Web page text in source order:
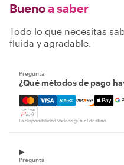
Buenoa saber
Todo lo que necesitas
fluida y agradable.
Pregunta
¿Qué métodos de pago
Mastercard, Visa,
La disponibilidad varía según el destino
Pregunta